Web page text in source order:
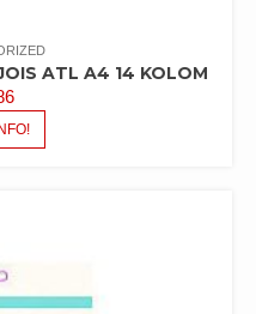
ATL A4 14 KOLOM